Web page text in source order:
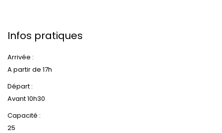
Infos pratiques
Arrivée :
A partir de 17h
Départ :
Avant 10h30
Capacité :
25